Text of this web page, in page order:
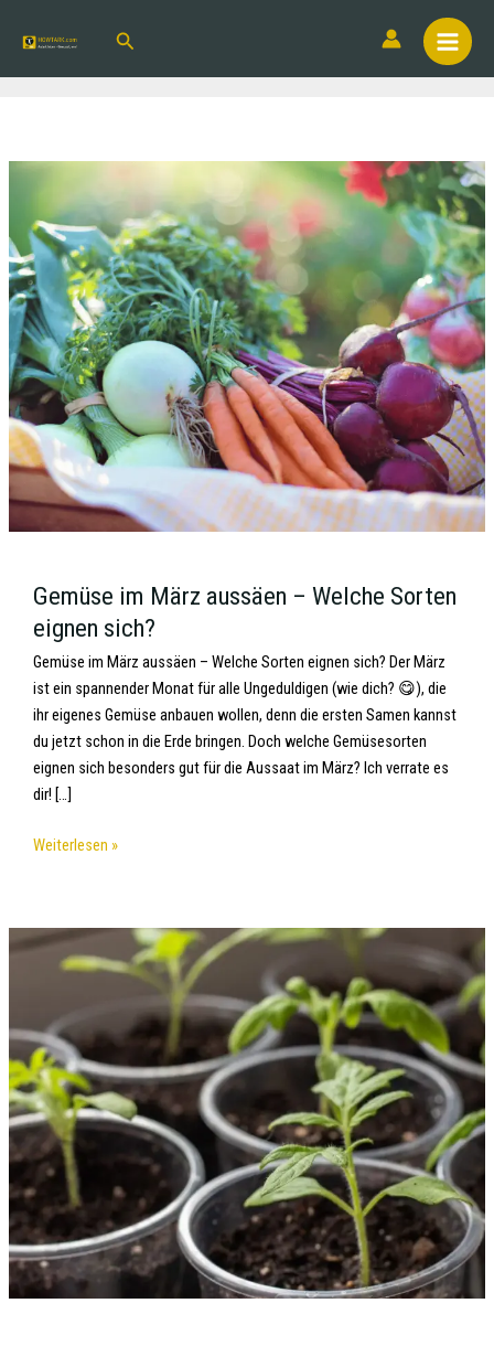
Gemüse im März aussäen – Welche Sorten
eignen sich?
Gemüse im März aussäen – Welche Sorten eignen sich? Der März
ist ein spannender Monat für alle Ungeduldigen (wie dich? 😋), die
ihr eigenes Gemüse anbauen wollen, denn die ersten Samen kannst
du jetzt schon in die Erde bringen. Doch welche Gemüsesorten
eignen sich besonders gut für die Aussaat im März? Ich verrate es
dir! […]
Weiterlesen »